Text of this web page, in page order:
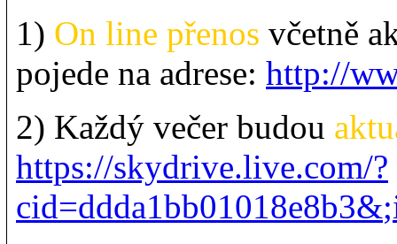
1) On line přenos včetně
pojede na adrese: http://
2) Každý večer budou
https://skydrive.live.com/?
cid=ddda1bb01018e8b3&